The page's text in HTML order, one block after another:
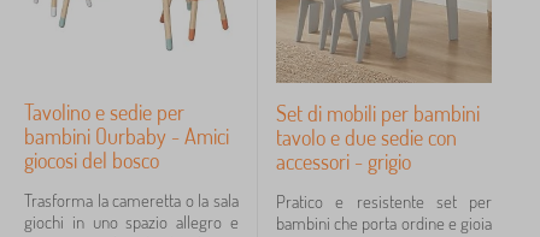
Tavolino e sedie per
bambini Ourbaby - Amici
giocosi del bosco
Trasforma la cameretta o la sala
giochi in uno spazio allegro e
Set di mobili per bambini
tavolo e due sedie con
accessori - grigio
Pratico e resistente set per
bambini che porta ordine e gioia